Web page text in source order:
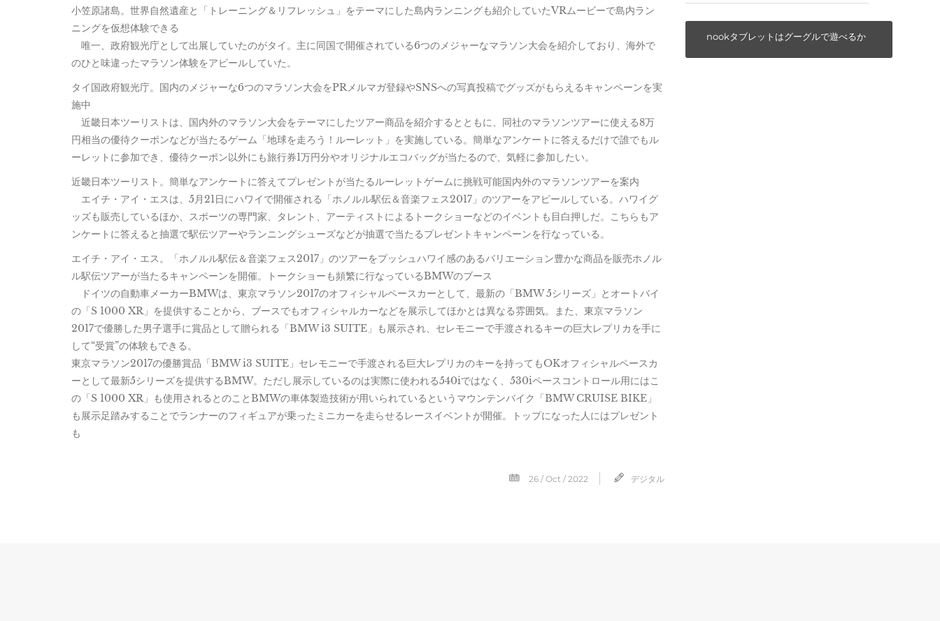
小笠原諸島。世界自然遺産と「トレーニング＆リフレッシュ」をテーマにした島内ランニングも紹介していたVRムービーで島内ラン
ニングを仮想体験できる
唯一、政府観光庁として出展していたのがタイ。主に同国で開催されている6つのメジャーなマラソン大会を紹介しており、海外で
のひと味違ったマラソン体験をアピールしていた。
タイ国政府観光庁。国内のメジャーな6つのマラソン大会をPRメルマガ登録やSNSへの写真投稿でグッズがもらえるキャンペーンを実
施中
近畿日本ツーリストは、国内外のマラソン大会をテーマにしたツアー商品を紹介するとともに、同社のマラソンツアーに使える8万
円相当の優待クーポンなどが当たるゲーム「地球を走ろう！ルーレット」を実施している。簡単なアンケートに答えるだけで誰でもル
ーレットに参加でき、優待クーポン以外にも旅行券1万円分やオリジナルエコバッグが当たるので、気軽に参加したい。
近畿日本ツーリスト。簡単なアンケートに答えてプレゼントが当たるルーレットゲームに挑戦可能国内外のマラソンツアーを案内
エイチ・アイ・エスは、5月21日にハワイで開催される「ホノルル駅伝＆音楽フェス2017」のツアーをアピールしている。ハワイグ
ッズも販売しているほか、スポーツの専門家、タレント、アーティストによるトークショーなどのイベントも目白押しだ。こちらもア
ンケートに答えると抽選で駅伝ツアーやランニングシューズなどが抽選で当たるプレゼントキャンペーンを行なっている。
エイチ・アイ・エス。「ホノルル駅伝＆音楽フェス2017」のツアーをプッシュハワイ感のあるバリエーション豊かな商品を販売ホノル
ル駅伝ツアーが当たるキャンペーンを開催。トークショーも頻繁に行なっているBMWのブース
ドイツの自動車メーカーBMWは、東京マラソン2017のオフィシャルペースカーとして、最新の「BMW 5シリーズ」とオートバイ
の「S 1000 XR」を提供することから、ブースでもオフィシャルカーなどを展示してほかとは異なる雰囲気。また、東京マラソン
2017で優勝した男子選手に賞品として贈られる「BMW i3 SUITE」も展示され、セレモニーで手渡されるキーの巨大レプリカを手に
して“受賞”の体験もできる。
東京マラソン2017の優勝賞品「BMW i3 SUITE」セレモニーで手渡される巨大レプリカのキーを持ってもOKオフィシャルペースカ
ーとして最新5シリーズを提供するBMW。ただし展示しているのは実際に使われる540iではなく、530iペースコントロール用にはこ
の「S 1000 XR」も使用されるとのことBMWの車体製造技術が用いられているというマウンテンバイク「BMW CRUISE BIKE」
も展示足踏みすることでランナーのフィギュアが乗ったミニカーを走らせるレースイベントが開催。トップになった人にはプレゼント
も
26 / Oct / 2022 デジタル
nookタブレットはグーグルで遊べるか